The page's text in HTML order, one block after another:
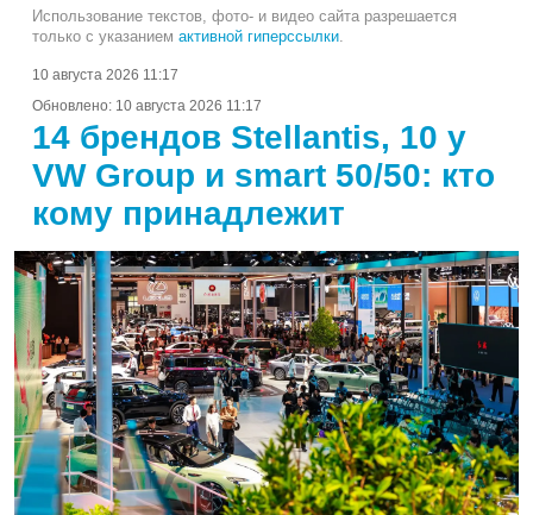
Использование текстов, фото- и видео сайта разрешается
только с указанием активной гиперссылки.
10 августа 2026 11:17
Обновлено: 10 августа 2026 11:17
14 брендов Stellantis, 10 у
VW Group и smart 50/50: кто
кому принадлежит